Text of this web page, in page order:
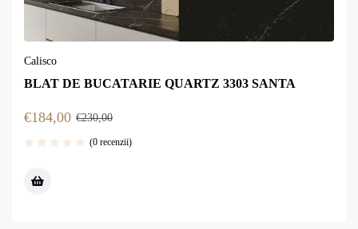
Calisco
BLAT DE BUCATARIE QUARTZ 3303 SANTA
€230,00
€184,00
(0 recenzii)